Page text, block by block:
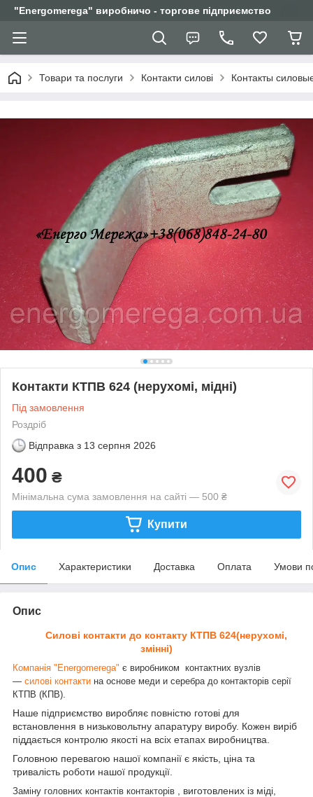
"Еnergomerega" виробничо - торгове підприємство
Товари та послуги Контакти силові Контакты
Контакти КТПВ 624 (нерухомі, мідні)
Під замовлення
Роздріб
Відправка з 13 серпня 2026
400 ₴
Мінімальна сума замовлення на сайті — 500 ₴
Купити
Опис Характеристики Доставка Оплата Умови
Опис
Силові контакти до контакту КТПВ 624(нерухомі,
змінні)
Компанія "Energomerega" є виробником контактних вузлів
— силові контакти на основе меди и серебра до контакторів серії
КТПВ (КПВ).
Наше підприємство виробляє повністю готові для
встановлення в низьковольтну апаратуру виробу. Кожен виріб
піддається контролю якості на всіх етапах виробництва.
Головною перевагою нашої компанії є якість, ціна та
тривалість роботи нашої продукції.
Заміну головних контактів контакторів
, виготовлених із міді,